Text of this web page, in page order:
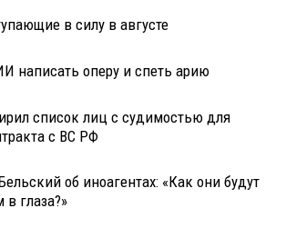
в силу в августе
написать оперу и спеть арию
список лиц с судимостью для
с ВС РФ
об иноагентах: «Как они будут
глаза?»